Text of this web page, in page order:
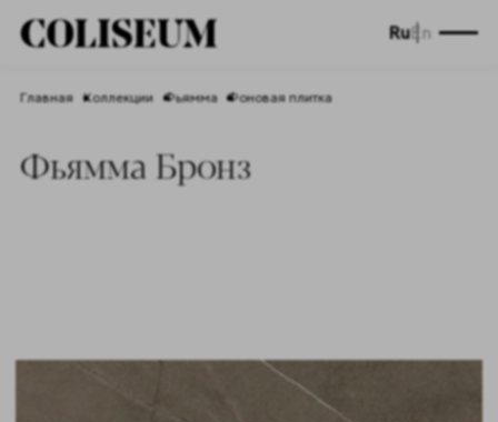
RuEn
Главная Коллекции Фьямма Фоновая плитка
Фьямма Бронз